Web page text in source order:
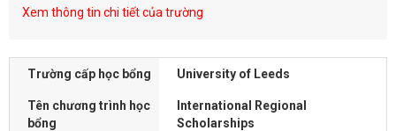
Xem thông tin chi tiết của trường
Trường cấp học bổng University of Leeds
Tên chương trình học
bổng
International Regional
Scholarships